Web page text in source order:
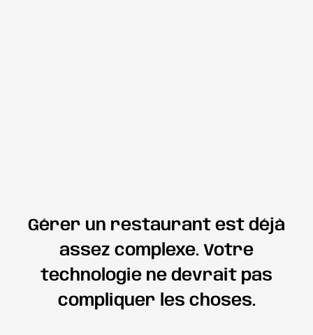
Gérer un restaurant est déjà
assez complexe. Votre
technologie ne devrait pas
compliquer les choses.